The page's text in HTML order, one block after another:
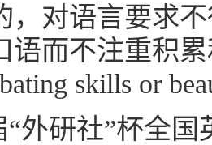
，对语言要求
语而不注重积
skills or
“外研社”杯全